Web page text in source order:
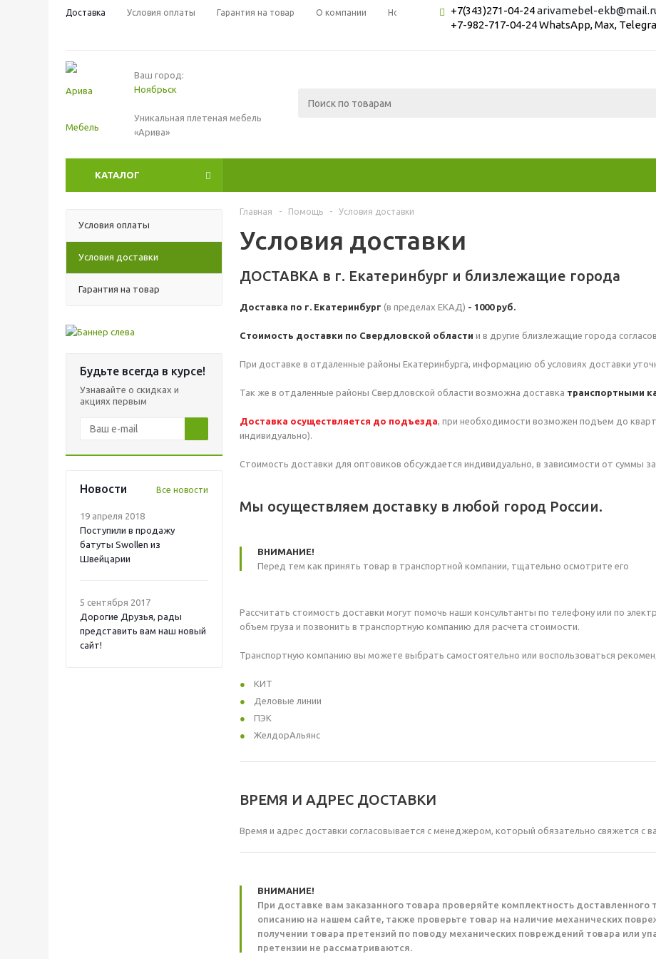
Доставка Условия оплаты Гарантия на товар О компании Новости Вопрос-ответ
+7(343)271-04-24arivamebel-
+7-982-717-04-24 WhatsApp, Max,
Ваш город:
Ноябрьск
Уникальная плетеная мебель
«Арива»
КАТАЛОГ
Условия оплаты
Условия доставки
Гарантия на товар
Будьте всегда в курсе!
Узнавайте о скидках и
акциях первым
Новости Все новости
19 апреля 2018
Поступили в продажу
батуты Swollen из
Швейцарии
5 сентября 2017
Дорогие Друзья, рады
представить вам наш новый
сайт!
Главная - Помощь - Условия доставки
Условия доставки
ДОСТАВКА в г. Екатеринбург и близлежащие города
Доставка по г. Екатеринбург (в пределах ЕКАД) - 1000 руб.
Стоимость доставки по Свердловской области и в другие близлежащие города
При доставке в отдаленные районы Екатеринбурга, информацию об условиях доставки
Так же в отдаленные районы Свердловской области возможна доставка транспортными
Доставка осуществляется до подъезда, при необходимости возможен подъем до
индивидуально).
Стоимость доставки для оптовиков обсуждается индивидуально, в зависимости от суммы
Мы осуществляем доставку в любой город России.
ВНИМАНИЕ!
Перед тем как принять товар в транспортной компании, тщательно осмотрите его
Рассчитать стоимость доставки могут помочь наши консультанты по телефону или по
объем груза и позвонить в транспортную компанию для расчета стоимости.
Транспортную компанию вы можете выбрать самостоятельно или воспользоваться
КИТ
Деловые линии
ПЭК
ЖелдорАльянс
ВРЕМЯ И АДРЕС ДОСТАВКИ
Время и адрес доставки согласовывается с менеджером, который обязательно свяжется с
ВНИМАНИЕ!
При доставке вам заказанного товара проверяйте комплектность
описанию на нашем сайте, также проверьте товар на наличие механических
получении товара претензий по поводу механических повреждений товара или
претензии не рассматриваются.